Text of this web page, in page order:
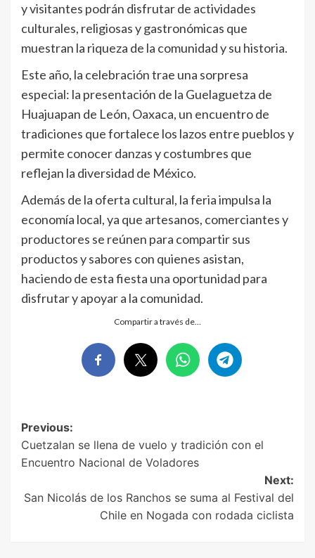
y visitantes podrán disfrutar de actividades
culturales, religiosas y gastronómicas que
muestran la riqueza de la comunidad y su historia.
Este año, la celebración trae una sorpresa
especial: la presentación de la Guelaguetza de
Huajuapan de León, Oaxaca, un encuentro de
tradiciones que fortalece los lazos entre pueblos y
permite conocer danzas y costumbres que
reflejan la diversidad de México.
Además de la oferta cultural, la feria impulsa la
economía local, ya que artesanos, comerciantes y
productores se reúnen para compartir sus
productos y sabores con quienes asistan,
haciendo de esta fiesta una oportunidad para
disfrutar y apoyar a la comunidad.
Compartir a través de…
Post
navigation
Previous:
Cuetzalan se llena de vuelo y tradición con el
Encuentro Nacional de Voladores
Next:
San Nicolás de los Ranchos se suma al Festival del
Chile en Nogada con rodada ciclista